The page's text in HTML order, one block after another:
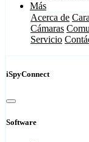
Más
Acerca de
Cámaras
Servicio
iSpyConnect
Software